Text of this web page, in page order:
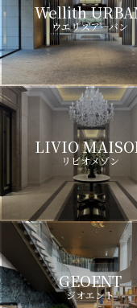
Wellith
ウエリスアーバン
LIVIO
リビオメゾン
GEOENT
ジオエント